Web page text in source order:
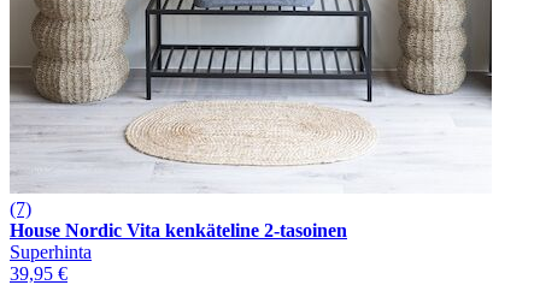
(7)
House Nordic Vita kenkäteline 2-tasoinen
Superhinta
39,95 €